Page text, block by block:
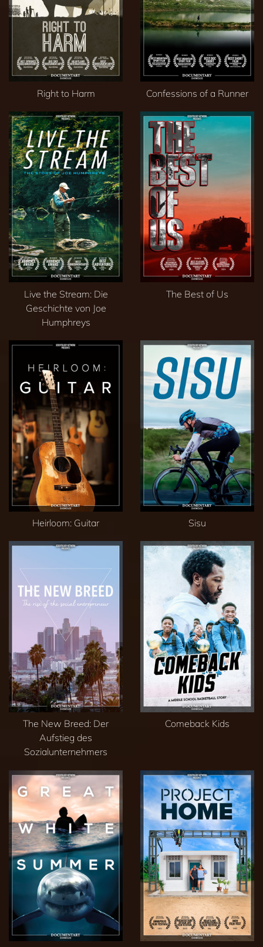
Right to Harm Confessions of a Runner
Live the Stream: Die
Geschichte von Joe
Humphreys
The Best of Us
Heirloom: Guitar Sisu
The New Breed: Der
Aufstieg des
Sozialunternehmers
Comeback Kids